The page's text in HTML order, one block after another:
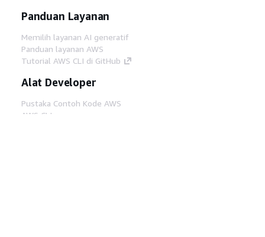
Panduan Layanan
Memilih layanan AI generatif
Panduan layanan AWS
Tutorial AWS CLI di GitHub
Alat Developer
Pustaka Contoh Kode AWS
AWS CLI